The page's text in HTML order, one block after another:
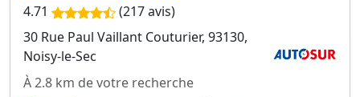
4.71
(217 avis)
30 Rue Paul Vaillant Couturier, 93130,
Noisy-le-Sec
À 2.8 km de votre recherche